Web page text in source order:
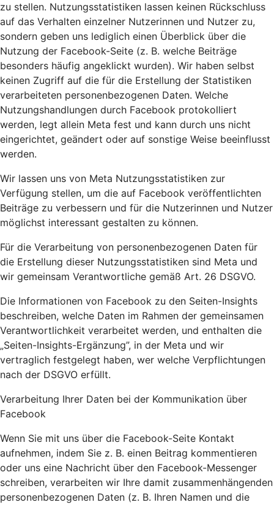
zu stellen. Nutzungsstatistiken lassen keinen Rückschluss
auf das Verhalten einzelner Nutzerinnen und Nutzer zu,
sondern geben uns lediglich einen Überblick über die
Nutzung der Facebook-Seite (z. B. welche Beiträge
besonders häufig angeklickt wurden). Wir haben selbst
keinen Zugriff auf die für die Erstellung der Statistiken
verarbeiteten personenbezogenen Daten. Welche
Nutzungshandlungen durch Facebook protokolliert
werden, legt allein Meta fest und kann durch uns nicht
eingerichtet, geändert oder auf sonstige Weise beeinflusst
werden.
Wir lassen uns von Meta Nutzungsstatistiken zur
Verfügung stellen, um die auf Facebook veröffentlichten
Beiträge zu verbessern und für die Nutzerinnen und Nutzer
möglichst interessant gestalten zu können.
Für die Verarbeitung von personenbezogenen Daten für
die Erstellung dieser Nutzungsstatistiken sind Meta und
wir gemeinsam Verantwortliche gemäß Art. 26 DSGVO.
Die Informationen von Facebook zu den Seiten-Insights
beschreiben, welche Daten im Rahmen der gemeinsamen
Verantwortlichkeit verarbeitet werden, und enthalten die
„Seiten-Insights-Ergänzung”, in der Meta und wir
vertraglich festgelegt haben, wer welche Verpflichtungen
nach der DSGVO erfüllt.
Verarbeitung Ihrer Daten bei der Kommunikation über
Facebook
Wenn Sie mit uns über die Facebook-Seite Kontakt
aufnehmen, indem Sie z. B. einen Beitrag kommentieren
oder uns eine Nachricht über den Facebook-Messenger
schreiben, verarbeiten wir Ihre damit zusammenhängenden
personenbezogenen Daten (z. B. Ihren Namen und die